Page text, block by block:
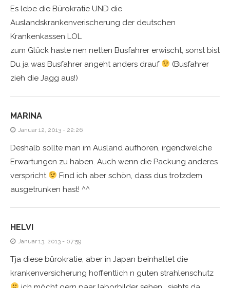
Es lebe die Bürokratie UND die
Auslandskrankenverischerung der deutschen
Krankenkassen LOL
zum Glück haste nen netten Busfahrer erwischt, sonst bist
Du ja was Busfahrer angeht anders drauf
(Busfahrer
zieh die Jagg aus!)
MARINA
Januar 12, 2013 - 22:26
Deshalb sollte man im Ausland aufhören, irgendwelche
Erwartungen zu haben. Auch wenn die Packung anderes
verspricht
Find ich aber schön, dass dus trotzdem
ausgetrunken hast! ^^
HELVI
Januar 13, 2013 - 07:59
Tja diese bürokratie, aber in Japan beinhaltet die
krankenversicherung hoffentlich n guten strahlenschutz